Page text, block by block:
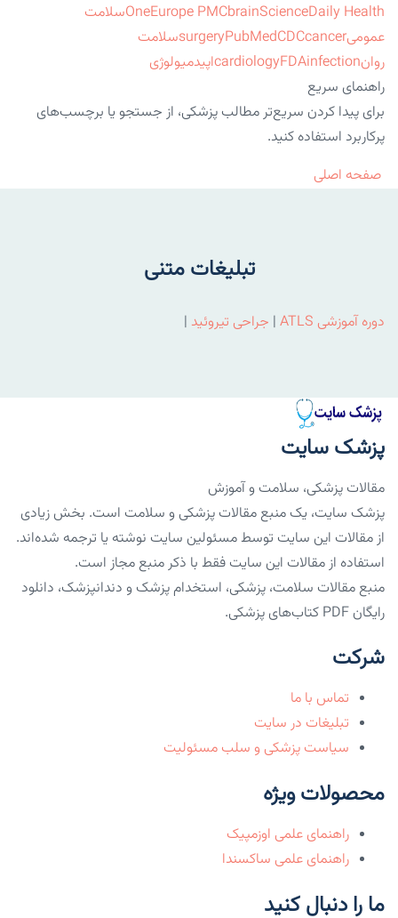
OneEurope PMCbrainScienceDaily Health
سلامت
عمومی
surgeryPubMedCDCcancer
سلامت
روان
cardiologyFDAinfection
اپیدمیولوژی
راهنمای سریع
برای پیدا کردن سریع‌تر مطالب پزشکی، از جستجو یا برچسب‌های
پرکاربرد استفاده کنید.
صفحه اصلی
تبلیغات متنی
دوره آموزشی ATLS | جراحی تیروئید |
پزشک سایت
مقالات پزشکی، سلامت و آموزش
پزشک سایت، یک منبع مقالات پزشکی و سلامت است. بخش زیادی
از مقالات این سایت توسط مسئولین سایت نوشته یا ترجمه شده‌اند.
استفاده از مقالات این سایت فقط با ذکر منبع مجاز است.
منبع مقالات سلامت، پزشکی، استخدام پزشک و دندانپزشک، دانلود
رایگان PDF کتاب‌های پزشکی.
شرکت
تماس با ما
تبلیغات در سایت
سیاست پزشکی و سلب مسئولیت
محصولات ویژه
راهنمای علمی اوزمپیک
راهنمای علمی ساکسندا
ما را دنبال کنید